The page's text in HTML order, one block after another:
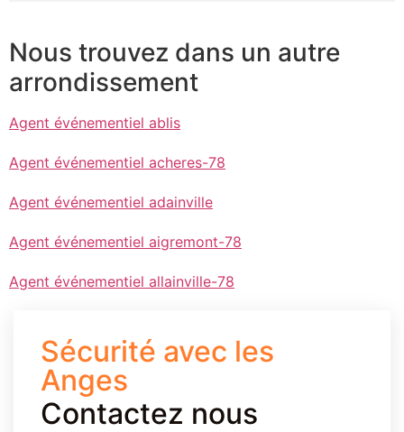
Nous trouvez dans un autre
arrondissement
Agent événementiel ablis
Agent événementiel acheres-78
Agent événementiel adainville
Agent événementiel aigremont-78
Agent événementiel allainville-78
Sécurité avec les
Anges
Contactez nous